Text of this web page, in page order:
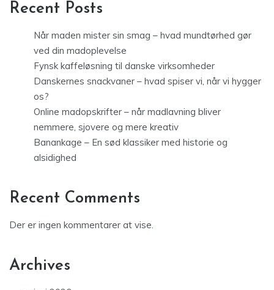
Recent Posts
Når maden mister sin smag – hvad mundtørhed gør
ved din madoplevelse
Fynsk kaffeløsning til danske virksomheder
Danskernes snackvaner – hvad spiser vi, når vi hygger
os?
Online madopskrifter – når madlavning bliver
nemmere, sjovere og mere kreativ
Banankage – En sød klassiker med historie og
alsidighed
Recent Comments
Der er ingen kommentarer at vise.
Archives